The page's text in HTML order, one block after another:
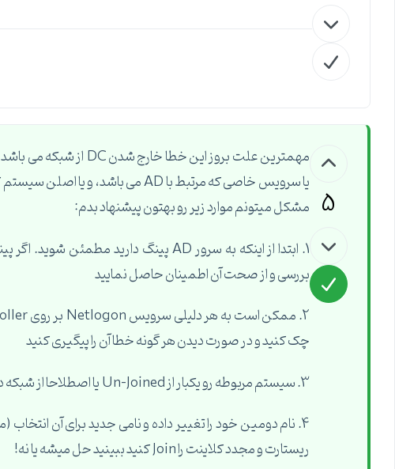
5
مشکل میتونم موارد زیر رو بهتون پیشنهاد بدم:
بررسی و از صحت آن اطمینان حاصل نمایید
چک کنید و در صورت دیدن هر گونه خطا آن را پیگیری کنید
3. سیستم مربوطه رو یکبار از Un-Joined یا اصطلاحا از شبکه دومین خارج کرده، مجدد Join کنید ببینید حل میشه
ریستارت و مجدد کلاینت را Join کنید ببینید حل میشه یا نه!